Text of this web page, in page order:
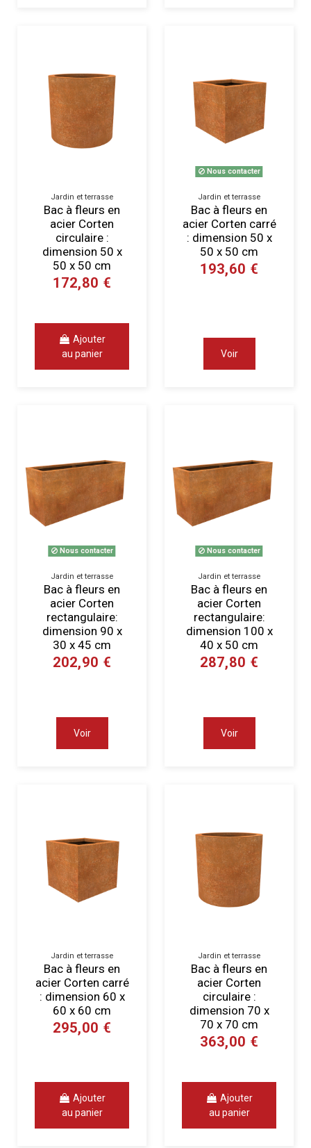
Jardin et terrasse
Bac à fleurs en
acier Corten
circulaire :
dimension 50 x
50 x 50 cm
172,80 €
Ajouter
au panier
Nous contacter
Jardin et terrasse
Bac à fleurs en
acier Corten carré
: dimension 50 x
50 x 50 cm
193,60 €
Voir
Nous contacter
Jardin et terrasse
Bac à fleurs en
acier Corten
rectangulaire:
dimension 90 x
30 x 45 cm
202,90 €
Voir
Nous contacter
Jardin et terrasse
Bac à fleurs en
acier Corten
rectangulaire:
dimension 100 x
40 x 50 cm
287,80 €
Voir
Jardin et terrasse
Bac à fleurs en
acier Corten carré
: dimension 60 x
60 x 60 cm
295,00 €
Ajouter
au panier
Jardin et terrasse
Bac à fleurs en
acier Corten
circulaire :
dimension 70 x
70 x 70 cm
363,00 €
Ajouter
au panier